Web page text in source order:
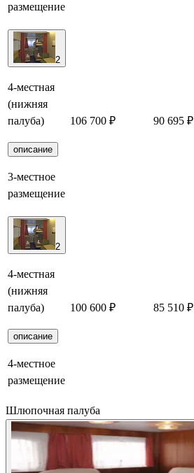
размещение
2
4-местная
(нижняя
палуба)
описание
3-местное
размещение
106 700 ₽ 90 695 ₽
2
4-местная
(нижняя
палуба)
описание
4-местное
размещение
100 600 ₽ 85 510 ₽
Шлюпочная палуба